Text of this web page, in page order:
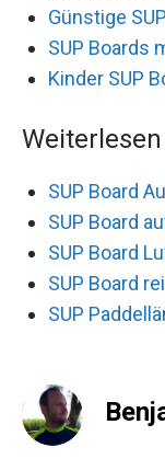
Günstige
SUP Boards
Kinder SUP
SUP Board
SUP Board
SUP Board
SUP Board
SUP